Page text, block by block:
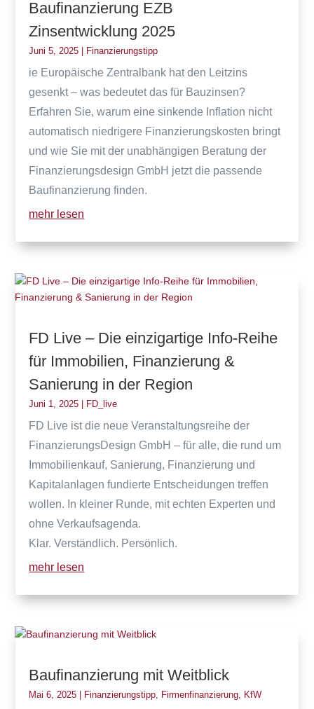
Baufinanzierung EZB
Zinsentwicklung 2025
Juni 5, 2025 | Finanzierungstipp
ie Europäische Zentralbank hat den Leitzins
gesenkt – was bedeutet das für Bauzinsen?
Erfahren Sie, warum eine sinkende Inflation nicht
automatisch niedrigere Finanzierungskosten bringt
und wie Sie mit der unabhängigen Beratung der
Finanzierungsdesign GmbH jetzt die passende
Baufinanzierung finden.
mehr lesen
FD Live – Die einzigartige Info-Reihe
für Immobilien, Finanzierung &
Sanierung in der Region
Juni 1, 2025 FD_live
FD Live ist die neue Veranstaltungsreihe der
FinanzierungsDesign GmbH – für alle, die rund um
Immobilienkauf, Sanierung, Finanzierung und
Kapitalanlagen fundierte Entscheidungen treffen
wollen. In kleiner Runde, mit echten Experten und
ohne Verkaufsagenda.
Klar. Verständlich. Persönlich.
mehr lesen
Baufinanzierung mit Weitblick
Mai 6, 2025 Finanzierungstipp, Firmenfinanzierung, KfW